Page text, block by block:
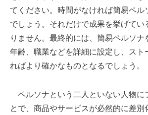
てください。時間がなければ簡易ペル
でしょう。それだけで成果を挙げてい
りません。最終的には、簡易ペルソナ
年齢、職業などを詳細に設定し、スト
ればより確かなものとなるでしょう。
ペルソナという二人といない人物に
とで、商品やサービスが必然的に差別